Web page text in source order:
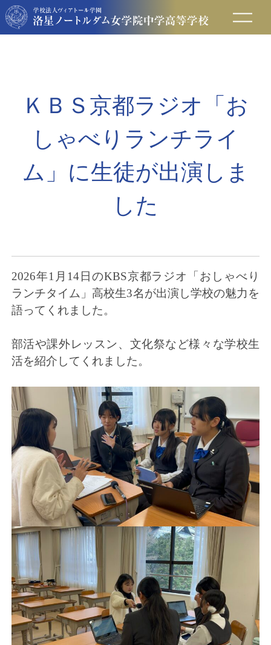
保護者の方へ
卒業生の方へ
入試情報
資料請求
ＫＢＳ京都ラジオ「お
しゃべりランチライ
ム」に生徒が出演しま
した
2026年1月14日のKBS京都ラジオ「おしゃべり
ランチタイム」高校生3名が出演し学校の魅力を
語ってくれました。
部活や課外レッスン、文化祭など様々な学校生
活を紹介してくれました。